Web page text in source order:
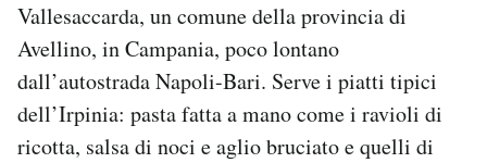
Vallesaccarda, un comune della provincia di
Avellino, in Campania, poco lontano
dall’autostrada Napoli-Bari. Serve i piatti tipici
dell’Irpinia: pasta fatta a mano come i ravioli di
ricotta, salsa di noci e aglio bruciato e quelli di